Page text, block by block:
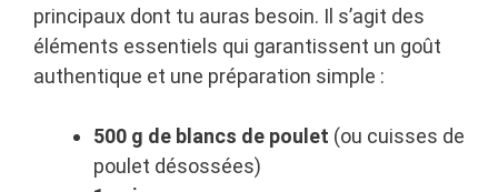
principaux dont tu auras besoin. Il s’agit des
éléments essentiels qui garantissent un goût
authentique et une préparation simple :
500 g de blancs de poulet (ou cuisses de
poulet désossées)